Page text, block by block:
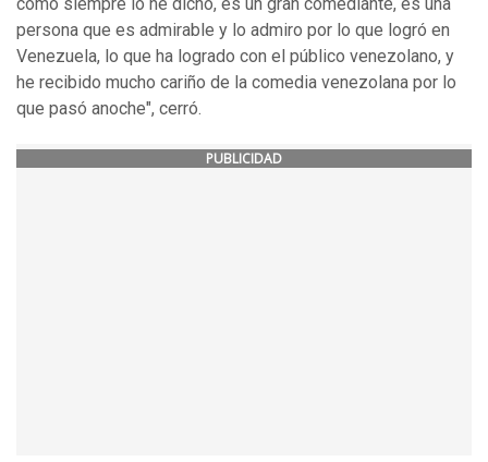
persona que es admirable y lo admiro por lo que logró en
Venezuela, lo que ha logrado con el público venezolano, y
he recibido mucho cariño de la comedia venezolana por lo
que pasó anoche", cerró.
PUBLICIDAD